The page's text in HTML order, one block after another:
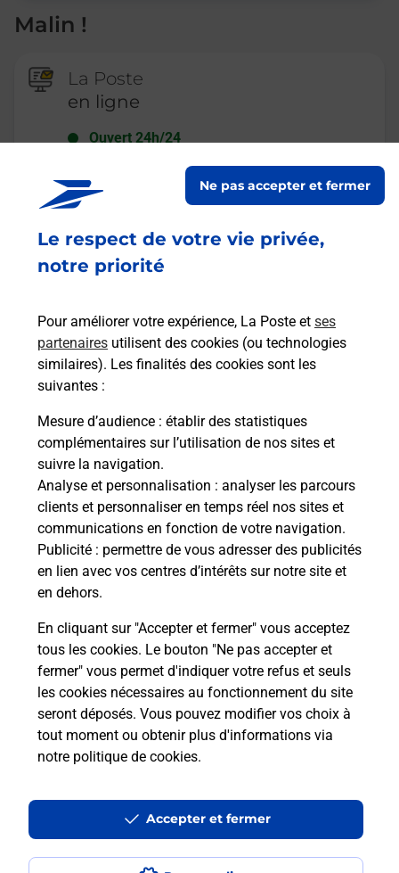
Le respect de votre vie privée,
notre priorité
Pour améliorer votre expérience, La Poste et ses
partenaires utilisent des cookies (ou technologies
similaires). Les finalités des cookies sont les
suivantes :
Mesure d’audience : établir des statistiques
complémentaires sur l’utilisation de nos sites et
suivre la navigation.
Analyse et personnalisation : analyser les parcours
clients et personnaliser en temps réel nos sites et
communications en fonction de votre navigation.
Publicité : permettre de vous adresser des publicités
en lien avec vos centres d’intérêts sur notre site et
en dehors.
En cliquant sur "Accepter et fermer" vous acceptez
tous les cookies. Le bouton "Ne pas accepter et
fermer" vous permet d'indiquer votre refus et seuls
les cookies nécessaires au fonctionnement du site
seront déposés. Vous pouvez modifier vos choix à
tout moment ou obtenir plus d'informations via
notre politique de cookies.
Ne pas accepter et fermer
Accepter et fermer
Malin !
La Poste
en ligne
Ouvert 24h/24
Recherchez un autre point de contact
Questions fréquemment posées
Quel réseau utilise La Poste Mobile ?
Est-ce que je peux garder mon
numéro de mobile gratuitement ?
Est-ce que je peux bénéficier de la 5G
avec La Poste Mobile ?
à l’étranger avec La Poste Mobile ?
Est-ce que je peux payer mon
smartphone Samsung en plusieurs
fois avec La Poste Mobile ?
Est-ce que je peux assurer mon